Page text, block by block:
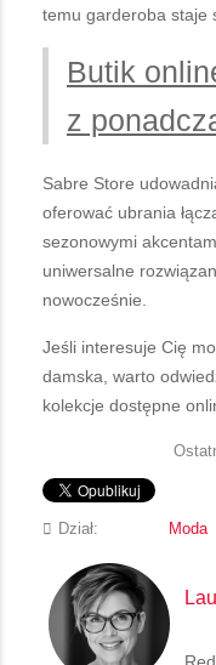
temu garderoba staje
Butik
z
Sabre Store
oferować ubrania
sezonowymi
uniwersalne
nowocześnie.
Jeśli interesuje Cię
damska, warto
kolekcje dostępne
Dział: Moda